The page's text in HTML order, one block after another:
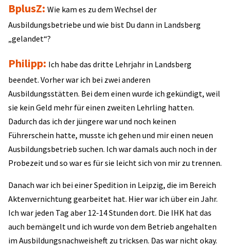
BplusZ: Wie kam es zu dem Wechsel der
Ausbildungsbetriebe und wie bist Du dann in Landsberg
„gelandet“?
Philipp: Ich habe das dritte Lehrjahr in Landsberg
beendet. Vorher war ich bei zwei anderen
Ausbildungsstätten. Bei dem einen wurde ich gekündigt, weil
sie kein Geld mehr für einen zweiten Lehrling hatten.
Dadurch das ich der jüngere war und noch keinen
Führerschein hatte, musste ich gehen und mir einen neuen
Ausbildungsbetrieb suchen. Ich war damals auch noch in der
Probezeit und so war es für sie leicht sich von mir zu trennen.
Danach war ich bei einer Spedition in Leipzig, die im Bereich
Aktenvernichtung gearbeitet hat. Hier war ich über ein Jahr.
Ich war jeden Tag aber 12-14 Stunden dort. Die IHK hat das
auch bemängelt und ich wurde von dem Betrieb angehalten
im Ausbildungsnachweisheft zu tricksen. Das war nicht okay.